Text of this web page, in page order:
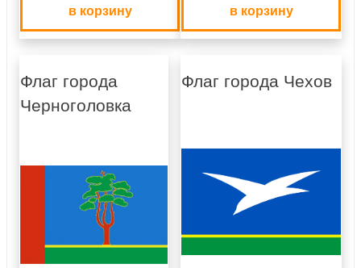
в корзину в корзину
Флаг города
Черноголовка
Флаг города Чехов